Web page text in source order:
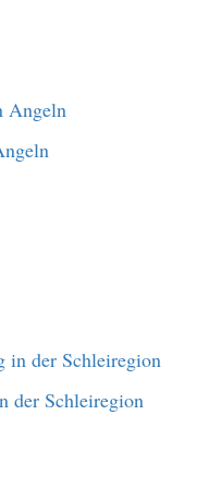
der Schleiregion